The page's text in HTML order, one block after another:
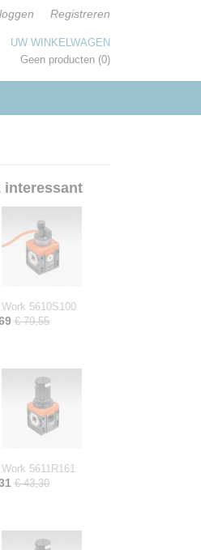
Registreren
UW WINKELWAGEN
Geen producten (0)
interessant
5610S100
€ 79,55
5611R161
€ 43,30